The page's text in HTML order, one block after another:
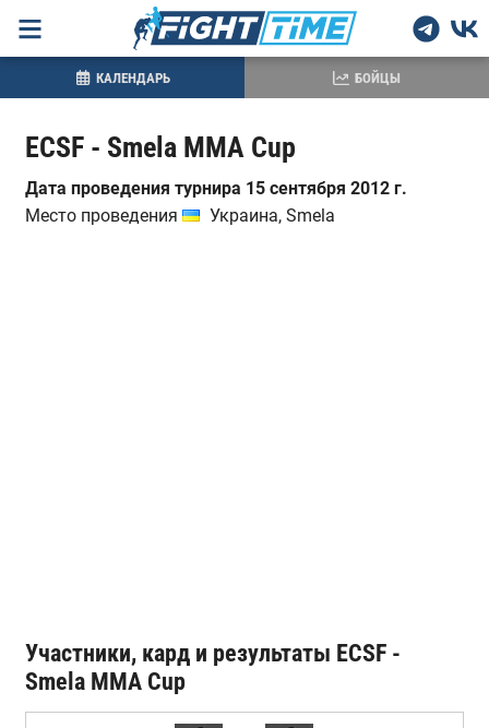
ECSF - Smela MMA Cup
Дата проведения турнира 15 сентября 2012 г.
Место проведения
Украина, Smela
Участники, кард и результаты ECSF -
Smela MMA Cup
КАЛЕНДАРЬ БОЙЦЫ